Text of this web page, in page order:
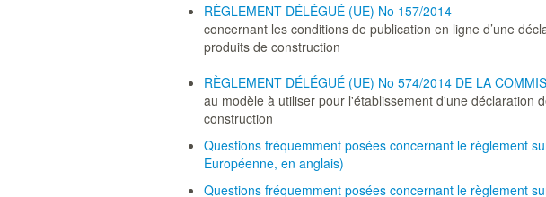
RÈGLEMENT DÉLÉGUÉ (UE) No 157/2014
concernant les conditions de publication en ligne d’une
produits de construction
RÈGLEMENT DÉLÉGUÉ (UE) No 574/2014 DE LA
au modèle à utiliser pour l'établissement d'une déclaration
construction
Questions fréquemment posées concernant le règlement
Européenne, en anglais)
Questions fréquemment posées concernant le règlement